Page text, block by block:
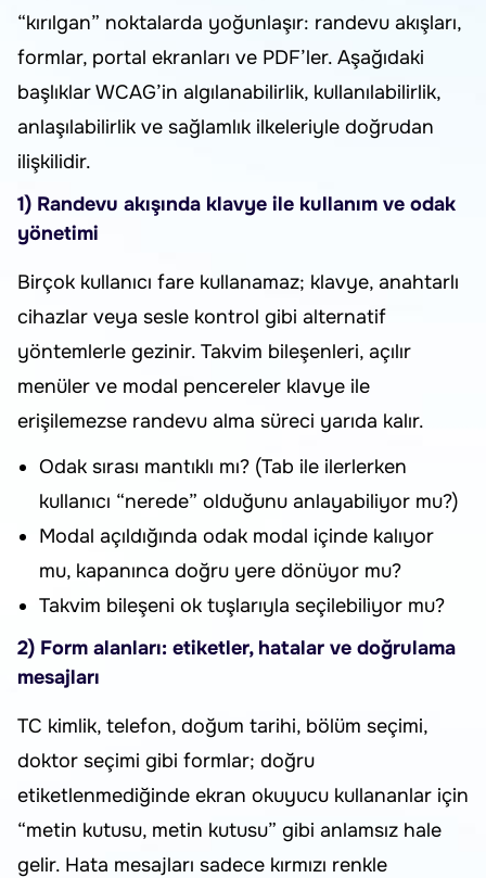
“kırılgan” noktalarda yoğunlaşır: randevu akışları,
formlar, portal ekranları ve PDF’ler. Aşağıdaki
başlıklar WCAG’in algılanabilirlik, kullanılabilirlik,
anlaşılabilirlik ve sağlamlık ilkeleriyle doğrudan
ilişkilidir.
1) Randevu akışında klavye ile kullanım ve odak
yönetimi
Birçok kullanıcı fare kullanamaz; klavye, anahtarlı
cihazlar veya sesle kontrol gibi alternatif
yöntemlerle gezinir. Takvim bileşenleri, açılır
menüler ve modal pencereler klavye ile
erişilemezse randevu alma süreci yarıda kalır.
Odak sırası mantıklı mı? (Tab ile ilerlerken
kullanıcı “nerede” olduğunu anlayabiliyor mu?)
Modal açıldığında odak modal içinde kalıyor
mu, kapanınca doğru yere dönüyor mu?
Takvim bileşeni ok tuşlarıyla seçilebiliyor mu?
2) Form alanları: etiketler, hatalar ve doğrulama
mesajları
TC kimlik, telefon, doğum tarihi, bölüm seçimi,
doktor seçimi gibi formlar; doğru
etiketlenmediğinde ekran okuyucu kullananlar için
“metin kutusu, metin kutusu” gibi anlamsız hale
gelir. Hata mesajları sadece kırmızı renkle